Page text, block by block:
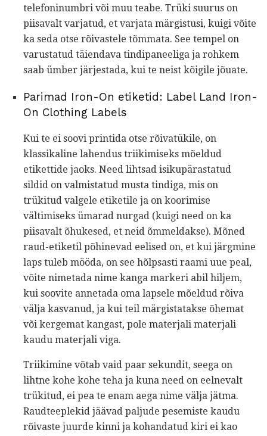
telefoninumbri või muu teabe. Trüki suurus on
piisavalt varjatud, et varjata märgistusi, kuigi võite
ka seda otse rõivastele tõmmata. See tempel on
varustatud täiendava tindipaneeliga ja rohkem
saab ümber järjestada, kui te neist kõigile jõuate.
Parimad Iron-On etiketid: Label Land Iron-
On Clothing Labels
Kui te ei soovi printida otse rõivatükile, on
klassikaline lahendus triikimiseks mõeldud
etikettide jaoks. Need lihtsad isikupärastatud
sildid on valmistatud musta tindiga, mis on
trükitud valgele etiketile ja on koorimise
vältimiseks ümarad nurgad (kuigi need on ka
piisavalt õhukesed, et neid õmmeldakse). Mõned
raud-etiketil põhinevad eelised on, et kui järgmine
laps tuleb mööda, on see hõlpsasti raami uue peal,
võite nimetada nime kanga markeri abil hiljem,
kui soovite annetada oma lapsele mõeldud rõiva
välja kasvanud, ja kui teil märgistatakse õhemat
või kergemat kangast, pole materjali materjali
kaudu materjali viga.
Triikimine võtab vaid paar sekundit, seega on
lihtne kohe kohe teha ja kuna need on eelnevalt
trükitud, ei pea te enam aega nime välja jätma.
Raudteeplekid jäävad paljude pesemiste kaudu
rõivaste juurde kinni ja kohandatud kiri ei kao